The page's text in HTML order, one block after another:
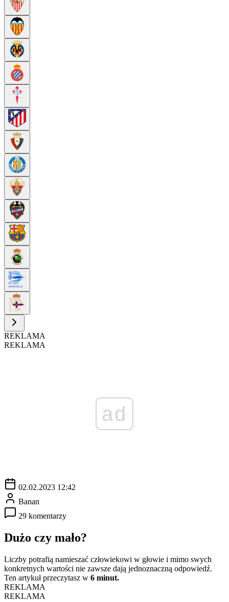
REKLAMA
REKLAMA
ad
02.02.2023 12:42
Banan
29 komentarzy
Dużo czy mało?
Liczby potrafią namieszać człowiekowi w głowie i mimo swych
konkretnych wartości nie zawsze dają jednoznaczną odpowiedź.
Ten artykuł przeczytasz w 6 minut.
REKLAMA
REKLAMA